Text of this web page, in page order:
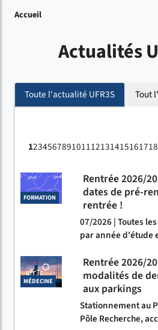
Accueil
Actualités
Toute l'actualité UFR3S Tout
123456789101112131415161718
FORMATION
Rentrée 2026/
dates de pré-
rentrée !
07/2026 | Toutes
par année d'étude
MÉDECINE
Rentrée 2026/
modalités de
aux parkings
Stationnement au
Pôle Recherche,